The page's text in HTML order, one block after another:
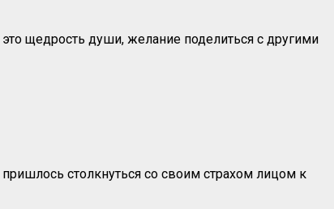
щедрость души, желание поделиться с другими
столкнуться со своим страхом лицом к